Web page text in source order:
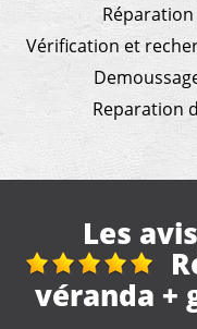
Vérification et
Reparation
Les
de